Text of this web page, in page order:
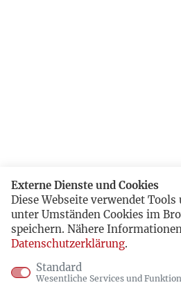
Externe Dienste und Cookies
Diese Webseite verwendet
unter Umständen Cookies im
speichern. Nähere
Datenschutzerklärung.
Standard
Wesentliche Services und